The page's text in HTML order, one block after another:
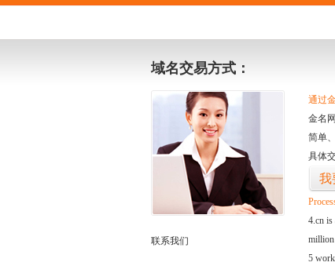
域名交易方式：
联系我们
通过
金名
简单
具体
我
4.cn is
million
5